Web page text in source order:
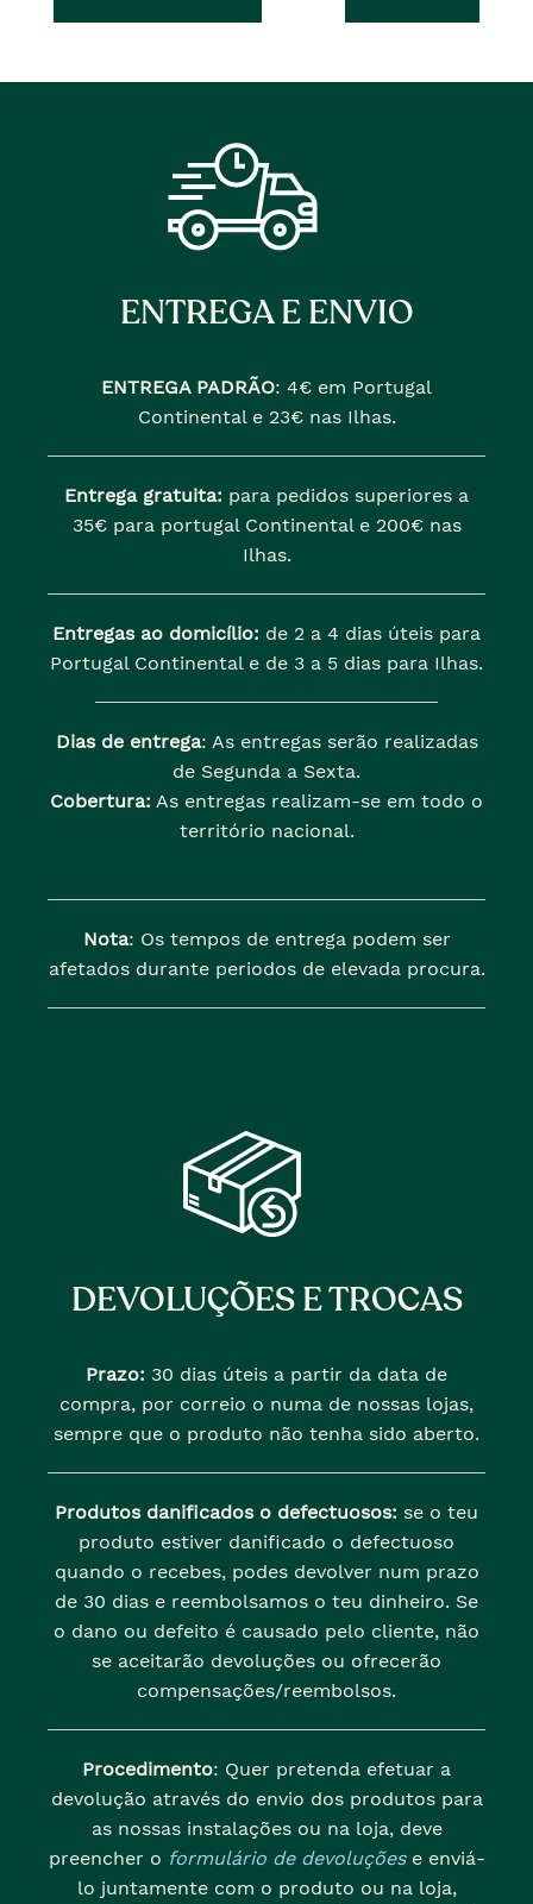
ENTREGA E ENVIO
ENTREGA PADRÃO: 4€ em Portugal
Continental e 23€ nas Ilhas.
Entrega gratuita: para pedidos superiores a
35€ para portugal Continental e 200€ nas
Ilhas.
Entregas ao domicílio: de 2 a 4 dias úteis para
Portugal Continental e de 3 a 5 dias para Ilhas.
Dias de entrega: As entregas serão realizadas
de Segunda a Sexta.
Cobertura: As entregas realizam-se em todo o
território nacional.
Nota: Os tempos de entrega podem ser
afetados durante periodos de elevada procura.
DEVOLUÇÕES E TROCAS
Prazo: 30 dias úteis a partir da data de
compra, por correio o numa de nossas lojas,
sempre que o produto não tenha sido aberto.
Produtos danificados o defectuosos: se o teu
produto estiver danificado o defectuoso
quando o recebes, podes devolver num prazo
de 30 dias e reembolsamos o teu dinheiro. Se
o dano ou defeito é causado pelo cliente, não
se aceitarão devoluções ou ofrecerão
compensações/reembolsos.
Procedimento: Quer pretenda efetuar a
devolução através do envio dos produtos para
as nossas instalações ou na loja, deve
preencher o formulário de devoluçõese enviá-
lo juntamente com o produto ou na loja,